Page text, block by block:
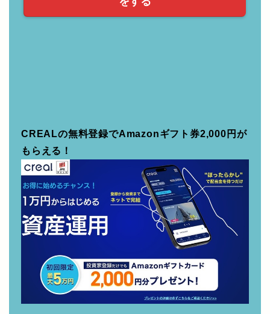
CREALの無料登録でAmazonギフト券2,000円が
もらえる！